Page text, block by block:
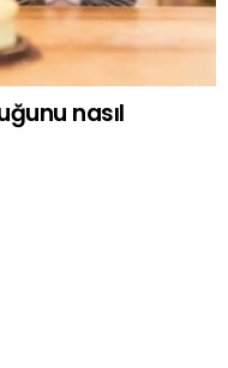
nasıl